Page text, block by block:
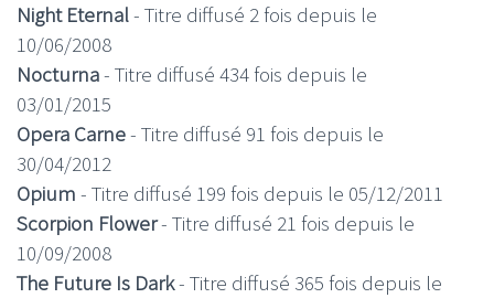
Night Eternal- Titre diffusé 2 fois depuis le
10/06/2008
Nocturna- Titre diffusé 434 fois depuis le
03/01/2015
Opera Carne- Titre diffusé 91 fois depuis le
30/04/2012
Opium - Titre diffusé 199 fois depuis le 05/12/2011
Scorpion Flower- Titre diffusé 21 fois depuis le
10/09/2008
The Future Is Dark- Titre diffusé 365 fois depuis le